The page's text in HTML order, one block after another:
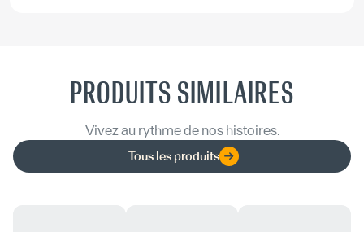
PRODUITS SIMILAIRES
Vivez au rythme de nos histoires.
Tous les produits